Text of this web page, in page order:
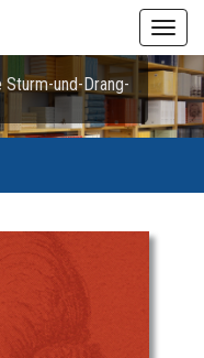
und-Drang-